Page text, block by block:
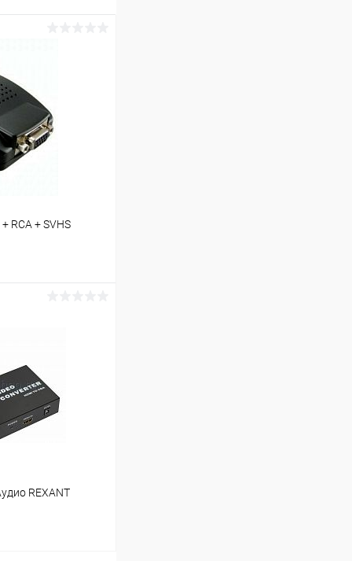
RCA + SVHS
В наличии (5)
REXANT